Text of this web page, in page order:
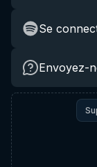
Se
Envoyez-